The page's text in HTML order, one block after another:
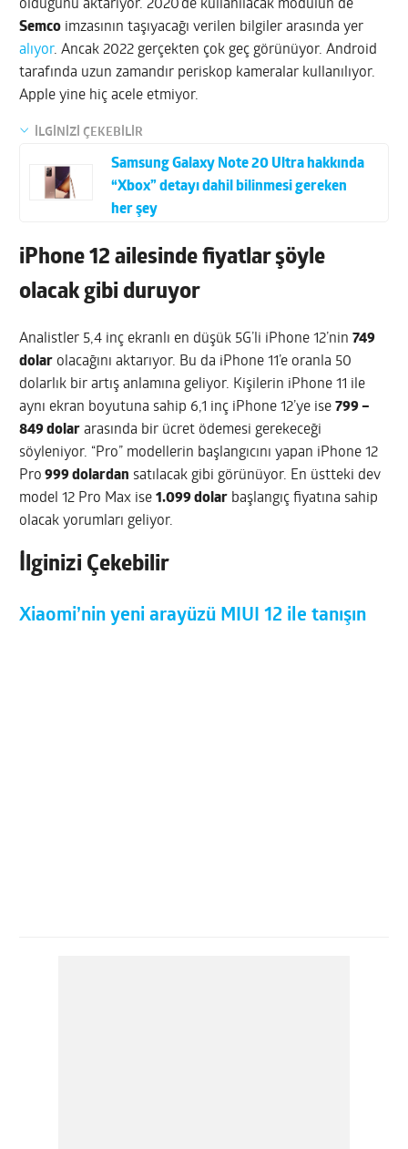
olduğunu aktarıyor. 2020’de kullanılacak modülün de
Semco imzasının taşıyacağı verilen bilgiler arasında yer
alıyor. Ancak 2022 gerçekten çok geç görünüyor. Android
tarafında uzun zamandır periskop kameralar kullanılıyor.
Apple yine hiç acele etmiyor.
İLGİNİZİ ÇEKEBİLİR
Samsung Galaxy Note 20 Ultra hakkında
“Xbox” detayı dahil bilinmesi gereken
her şey
iPhone 12 ailesinde fiyatlar şöyle
olacak gibi duruyor
Analistler 5,4 inç ekranlı en düşük 5G’li iPhone 12’nin749
dolar olacağını aktarıyor. Bu da iPhone 11’e oranla 50
dolarlık bir artış anlamına geliyor. Kişilerin iPhone 11 ile
aynı ekran boyutuna sahip 6,1 inç iPhone 12’ye ise799 –
849 dolar arasında bir ücret ödemesi gerekeceği
söyleniyor. “Pro” modellerin başlangıcını yapan iPhone 12
Pro 999 dolardan satılacak gibi görünüyor. En üstteki dev
model 12 Pro Max ise1.099 dolar başlangıç fiyatına sahip
olacak yorumları geliyor.
İlginizi Çekebilir
Xiaomi’nin yeni arayüzü MIUI 12 ile tanışın